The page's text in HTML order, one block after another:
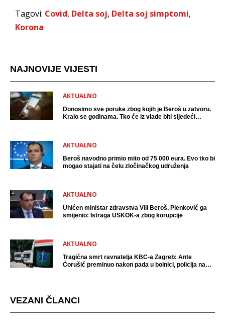
Tagovi: Covid, Delta soj, Delta soj simptomi,
Korona
NAJNOVIJE VIJESTI
AKTUALNO
Donosimo sve poruke zbog kojih je Beroš u zatvoru.
Kralo se godinama. Tko će iz vlade biti sljedeći
AKTUALNO
Beroš navodno primio mito od 75 000 eura. Evo tko bi
mogao stajati na čelu zločinačkog udruženja
AKTUALNO
Uhićen ministar zdravstva Vili Beroš, Plenković ga
smijenio: Istraga USKOK-a zbog korupcije
AKTUALNO
Tragična smrt ravnatelja KBC-a Zagreb: Ante
Ćorušić preminuo nakon pada u bolnici, policija na
VEZANI ČLANCI